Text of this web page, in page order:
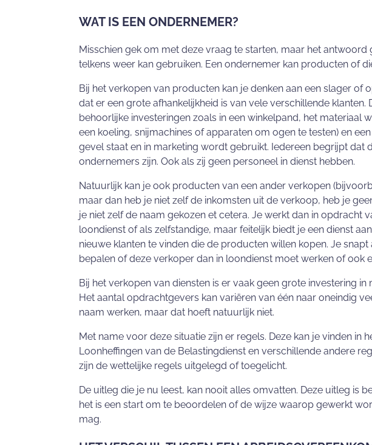
WAT IS EEN ONDERNEMER?
Misschien gek om met deze vraag te starten, maar het antwoord
telkens weer kan gebruiken. Een ondernemer kan producten of
Bij het verkopen van producten kan je denken aan een slager of
dat er een grote afhankelijkheid is van vele verschillende klanten.
behoorlijke investeringen zoals in een winkelpand, het materiaal
een koeling, snijmachines of apparaten om ogen te testen) en
gevel staat en in marketing wordt gebruikt. Iedereen begrijpt dat
ondernemers zijn. Ook als zij geen personeel in dienst hebben.
Natuurlijk kan je ook producten van een ander verkopen
maar dan heb je niet zelf de inkomsten uit de verkoop, heb je
je niet zelf de naam gekozen et cetera. Je werkt dan in opdracht
loondienst of als zelfstandige, maar feitelijk biedt je een dienst
nieuwe klanten te vinden die de producten willen kopen. Je
bepalen of deze verkoper dan in loondienst moet werken of ook
Bij het verkopen van diensten is er vaak geen grote investering
Het aantal opdrachtgevers kan variëren van één naar oneindig
naam werken, maar dat hoeft natuurlijk niet.
Met name voor deze situatie zijn er regels. Deze kan je vinden in
Loonheffingen van de Belastingdienst en verschillende andere
zijn de wettelijke regels uitgelegd of toegelicht.
De uitleg die je nu leest, kan nooit alles omvatten. Deze uitleg is
het is een start om te beoordelen of de wijze waarop gewerkt
mag.